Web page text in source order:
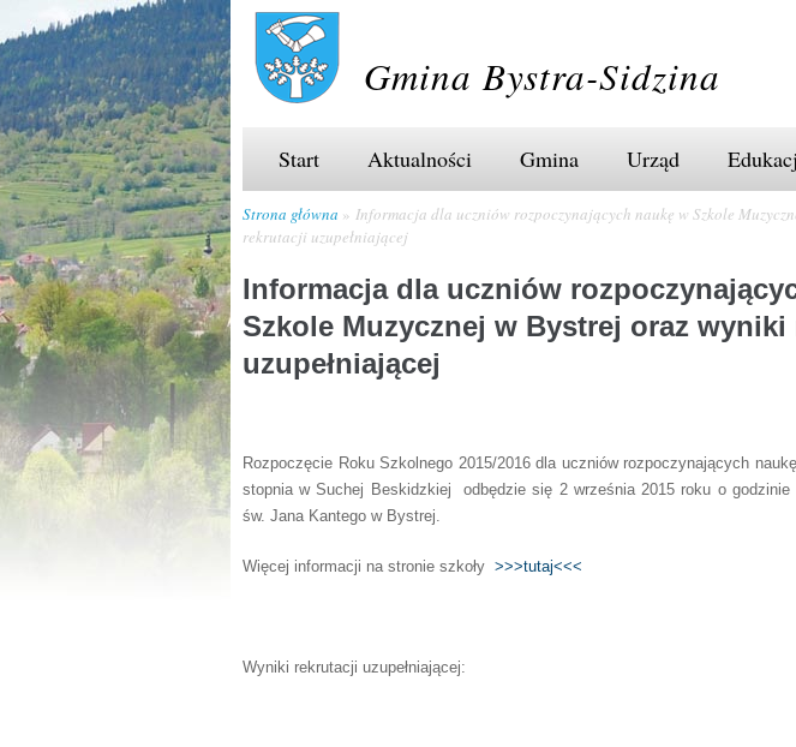
Gmina Bystra-Sidzina
Start Aktualności Gmina Urząd
Strona główna
Informacja dla uczniów rozpoczynających naukę w Szkole
rekrutacji uzupełniającej
Informacja dla uczniów
Szkole Muzycznej w Bystrej oraz wyniki
uzupełniającej
Rozpoczęcie Roku Szkolnego 2015/2016 dla uczniów rozpoczynających
stopnia w Suchej Beskidzkiej odbędzie się 2 września 2015 roku o godzinie
św. Jana Kantego w Bystrej.
Więcej informacji na stronie szkoły >>>tutaj<<<
Wyniki rekrutacji uzupełniającej: